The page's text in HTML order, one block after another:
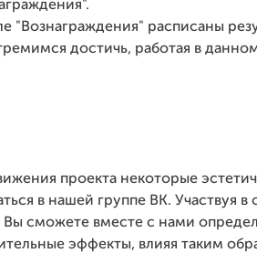
"Вознаграждения" расписаны
достичь, работая в
проекта некоторые
в нашей группе ВК. Участвуя в
Вы сможете вместе с нами
эффекты, влияя таким